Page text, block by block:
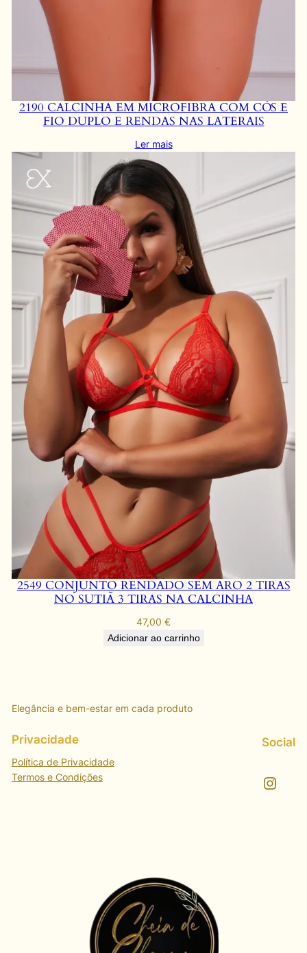
2190 CALCINHA EM MICROFIBRA COM CÓS E
FIO DUPLO E RENDAS NAS LATERAIS
Ler mais
2549 CONJUNTO RENDADO SEM ARO 2 TIRAS
NO SUTIÃ 3 TIRAS NA CALCINHA
47,00 €
Adicionar ao carrinho
Elegância e bem-estar em cada produto
Privacidade
Política de Privacidade
Termos e Condições
Social
Instagram